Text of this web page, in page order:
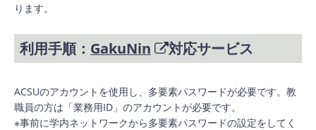
ります。
利用手順： GakuNin 対応サービス
ACSUのアカウントを使用し、多要素パスワードが必要です。教
職員の方は「業務用ID」のアカウントが必要です。
※事前に学内ネットワークから多要素パスワードの設定をしてく